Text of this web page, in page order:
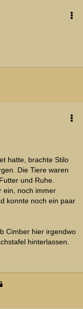
hatte, brachte Stilo
Die Tiere waren
und Ruhe.
ein, noch immer
konnte noch ein paar
Cimber hier irgendwo
hinterlassen.